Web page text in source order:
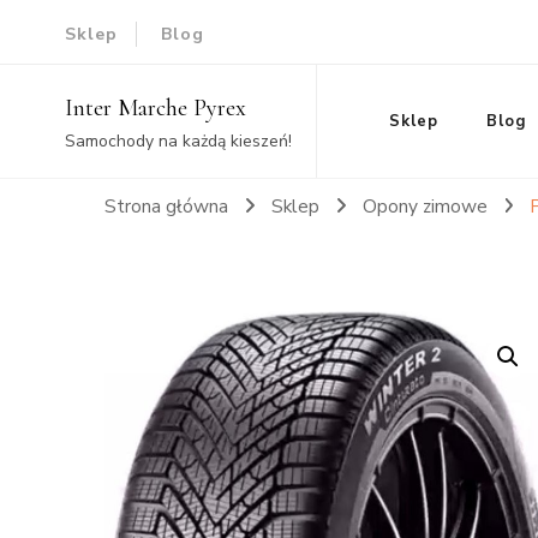
Sklep Blog
Inter Marche Pyrex
Samochody na każdą kieszeń!
Sklep Blog
Strona główna Sklep Opony zimowe